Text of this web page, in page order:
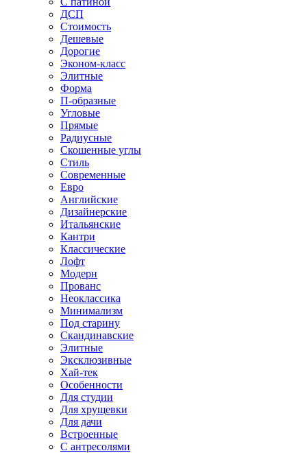
ДСП
Стоимость
Дешевые
Дорогие
Эконом-класс
Элитные
Форма
П-образные
Угловые
Прямые
Радиусные
Скошенные углы
Стиль
Современные
Евро
Английские
Дизайнерские
Итальянские
Кантри
Классические
Лофт
Модерн
Прованс
Неоклассика
Минимализм
Под старину
Скандинавские
Элитные
Эксклюзивные
Хай-тек
Особенности
Для студии
Для хрущевки
Для дачи
Встроенные
С антресолями